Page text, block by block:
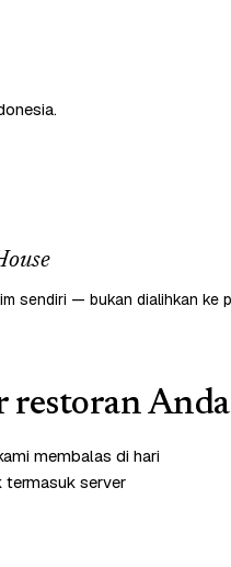
sendiri — bukan dialihkan ke
restoran
membalas di hari
termasuk server